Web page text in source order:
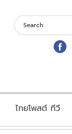
ไทยโพสต์ ทีวี